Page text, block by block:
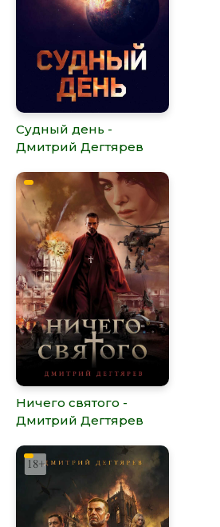
Судный день -
Дмитрий Дегтярев
Ничего cвятого -
Дмитрий Дегтярев